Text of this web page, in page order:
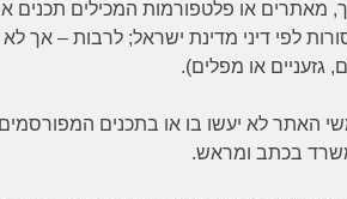
מאתרים או פלטפורמות המכילים תכנים
לפי דיני מדינת ישראל; לרבות – אך לא
גזעניים או מפלים).
האתר לא יעשו בו או בתכנים
בכתב ומראש.